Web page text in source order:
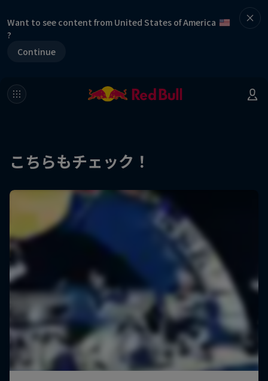
Want to see content from United States of America
?
Continue
こちらもチェック！